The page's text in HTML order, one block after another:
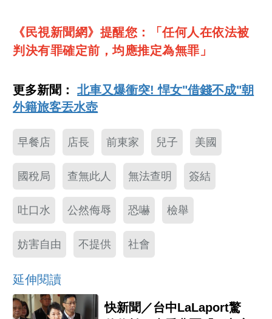
《民視新聞網》提醒您：「任何人在依法被
判決有罪確定前，均應推定為無罪」
更多新聞：北車又爆衝突! 悍女"借錢不成"朝
外籍旅客丟水壺
早餐店 店長 前東家 兒子 美國
國稅局 查無此人 無法查明 簽結
吐口水 公然侮辱 恐嚇 檢舉
妨害自由 不提供 社會
延伸閱讀
快新聞／台中LaLaport驚